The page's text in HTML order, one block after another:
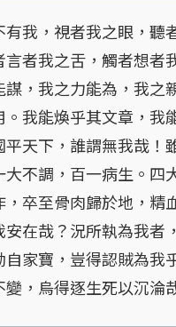
我，視者我之眼，聽
者我之舌，觸者想者
謀，我之力能為，我之
我能煥乎其文章，我
天下，誰謂無我哉！
大不調，百一病生。四
卒至骨肉歸於地，精
安在哉？況所執為我者
家寶，豈得認賊為我
，烏得逐生死以沉淪